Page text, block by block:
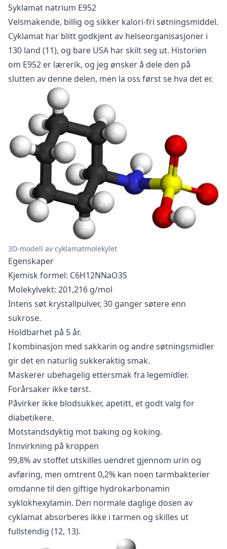
Syklamat natrium E952
Velsmakende, billig og sikker kalori-fri søtningsmiddel.
Cyklamat har blitt godkjent av helseorganisasjoner i
130 land (11), og bare USA har skilt seg ut. Historien
om E952 er lærerik, og jeg ønsker å dele den på
slutten av denne delen, men la oss først se hva det er.
3D-modell av cyklamatmolekylet
Egenskaper
Kjemisk formel: C6H12NNaO3S
Molekylvekt: 201,216 g/mol
Intens søt krystallpulver, 30 ganger søtere enn
sukrose.
Holdbarhet på 5 år.
I kombinasjon med sakkarin og andre søtningsmidler
gir det en naturlig sukkeraktig smak.
Maskerer ubehagelig ettersmak fra legemidler.
Forårsaker ikke tørst.
Påvirker ikke blodsukker, apetitt, et godt valg for
diabetikere.
Motstandsdyktig mot baking og koking.
Innvirkning på kroppen
99,8% av stoffet utskilles uendret gjennom urin og
avføring, men omtrent 0,2% kan noen tarmbakterier
omdanne til den giftige hydrokarbonamin
syklokhexylamin. Den normale daglige dosen av
cyklamat absorberes ikke i tarmen og skilles ut
fullstendig (12, 13).